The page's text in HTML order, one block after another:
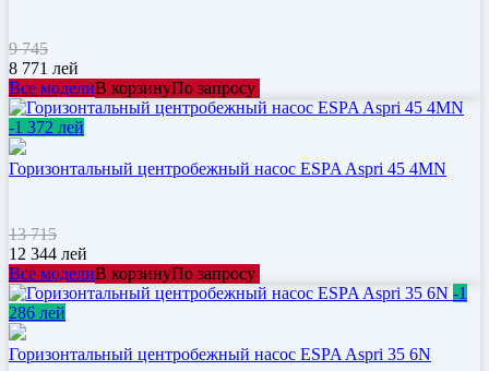
9 745
8 771 лей
Все моделиВ корзинуПо запросу
-1 372 лей
Горизонтальный центробежный насос ESPA Aspri 45 4MN
13 715
12 344 лей
Все моделиВ корзинуПо запросу
-1
286 лей
Горизонтальный центробежный насос ESPA Aspri 35 6N